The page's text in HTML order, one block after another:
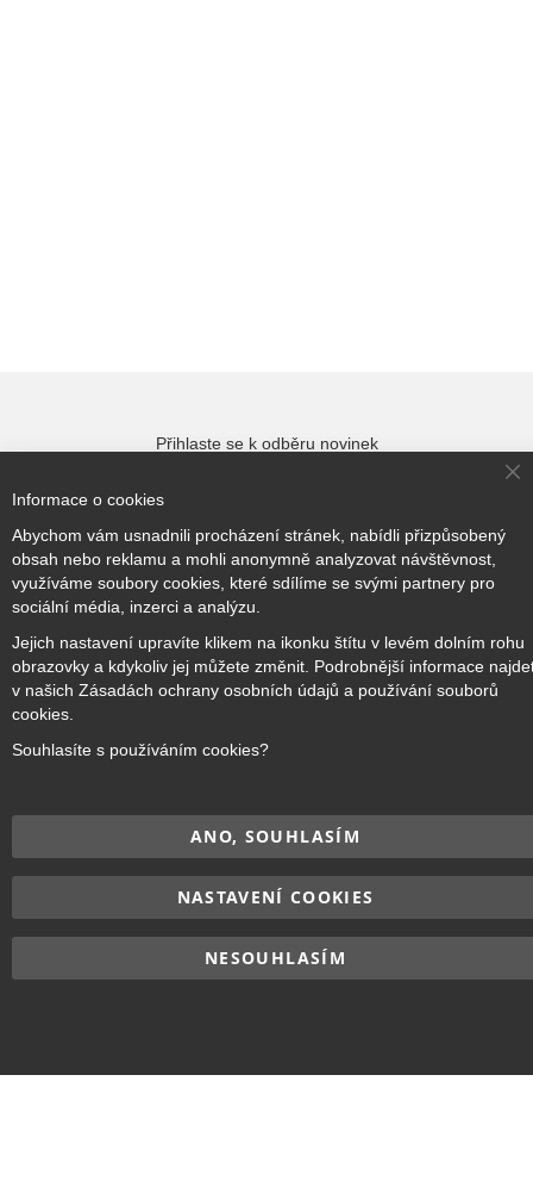
Přihlaste se k odběru novinek
Přihlásit odběr
Copyright © 2017–2026 BRIDGE Academy
, Všechna práva
vyhrazena.
Informace o cookies
Abychom vám usnadnili procházení stránek, nabídli přizpůsobený
obsah nebo reklamu a mohli anonymně analyzovat návštěvnost,
využíváme soubory cookies, které sdílíme se svými partnery pro
sociální média, inzerci a analýzu.
Jejich nastavení upravíte klikem na ikonku štítu v levém dolním rohu
obrazovky a kdykoliv jej můžete změnit. Podrobnější informace
v našich Zásadách ochrany osobních údajů a používání souborů
cookies.
Souhlasíte s používáním cookies?
ANO, SOUHLASÍM
NASTAVENÍ COOKIES
NESOUHLASÍM